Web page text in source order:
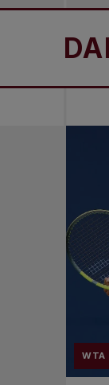
DANS
WTA